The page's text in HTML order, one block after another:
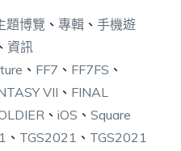
題博覽 、 專輯、 手機遊
、 資訊
、 FF7 、 FF7FS 、
VII 、 FINAL
、 iOS 、 Square
、 TGS2021 、 TGS2021